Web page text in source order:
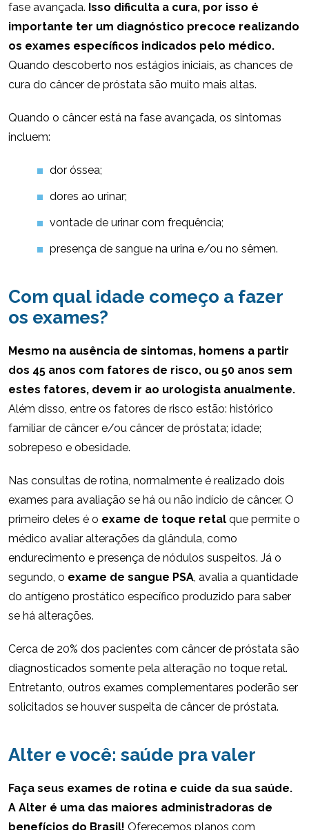
fase avançada. Isso dificulta a cura, por isso é
importante ter um diagnóstico precoce realizando
os exames específicos indicados pelo médico.
Quando descoberto nos estágios iniciais, as chances de
cura do câncer de próstata são muito mais altas.
Quando o câncer está na fase avançada, os sintomas
incluem:
dor óssea;
dores ao urinar;
vontade de urinar com frequência;
presença de sangue na urina e/ou no sêmen.
Com qual idade começo a fazer
os exames?
Mesmo na ausência de sintomas, homens a partir
dos 45 anos com fatores de risco, ou 50 anos sem
estes fatores, devem ir ao urologista anualmente.
Além disso, entre os fatores de risco estão: histórico
familiar de câncer e/ou câncer de próstata; idade;
sobrepeso e obesidade.
Nas consultas de rotina, normalmente é realizado dois
exames para avaliação se há ou não indício de câncer. O
primeiro deles é o exame de toque retal que permite o
médico avaliar alterações da glândula, como
endurecimento e presença de nódulos suspeitos. Já o
segundo, o exame de sangue PSA, avalia a quantidade
do antígeno prostático específico produzido para saber
se há alterações.
Cerca de 20% dos pacientes com câncer de próstata são
diagnosticados somente pela alteração no toque retal.
Entretanto, outros exames complementares poderão ser
solicitados se houver suspeita de câncer de próstata.
Alter e você: saúde pra valer
Faça seus exames de rotina e cuide da sua saúde.
A Alter é uma das maiores administradoras de
benefícios do Brasil! Oferecemos planos com